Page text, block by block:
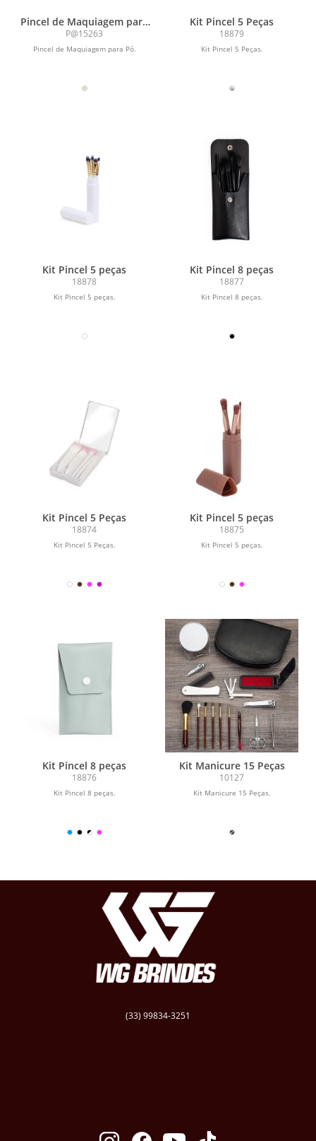
Pincel de Maquiagem para
Pó
P@15263
Pincel de Maquiagem para Pó.
Kit Pincel 5 Peças
18879
Kit Pincel 5 Peças.
Kit Pincel 5 peças
18878
Kit Pincel 5 peças.
Kit Pincel 8 peças
18877
Kit Pincel 8 peças.
Kit Pincel 5 Peças
18874
Kit Pincel 5 Peças.
Kit Pincel 5 peças
18875
Kit Pincel 5 peças.
Kit Pincel 8 peças
18876
Kit Pincel 8 peças.
Kit Manicure 15 Peças
10127
Kit Manicure 15 Peças.
(33) 99834-3251